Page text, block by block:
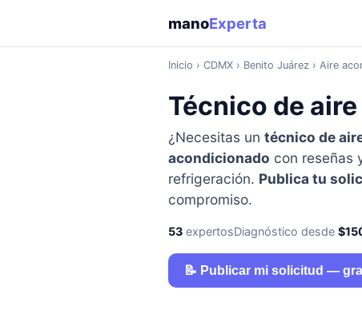
manoExperta
Inicio › CDMX› Benito Juárez › Aire
Técnico de
¿Necesitas un técnico de
acondicionado con reseñas
refrigeración. Publica tu
compromiso.
53expertosDiagnóstico desde
📝 Publicar mi solicitud —